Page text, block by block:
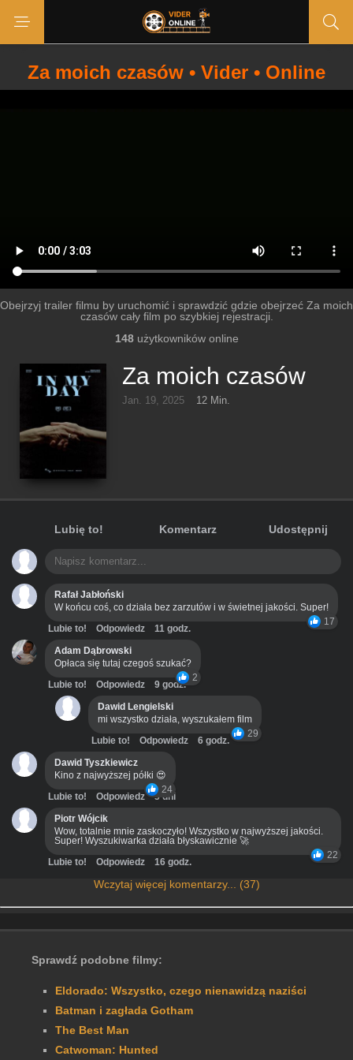
Za moich czasów • Vider • Online
Obejrzyj trailer filmu by uruchomić i sprawdzić gdzie obejrzeć Za moich
czasów cały film po szybkiej rejestracji.
148użytkowników online
Za moich czasów
Jan. 19, 2025 12 Min.
Lubię to! Komentarz Udostępnij
Rafał Jabłoński
W końcu coś, co działa bez zarzutów i w świetnej jakości. Super!
17
Lubie to! Odpowiedz
11 godz.
Adam Dąbrowski
Opłaca się tutaj czegoś szukać?
2
Lubie to! Odpowiedz
9 godz.
Dawid Lengielski
mi wszystko działa, wyszukałem film
29
Lubie to! Odpowiedz
6 godz.
Dawid Tyszkiewicz
Kino z najwyższej półki 😍
24
Lubie to! Odpowiedz
3 dni
Piotr Wójcik
Wow, totalnie mnie zaskoczyło! Wszystko w najwyższej jakości.
Super! Wyszukiwarka działa błyskawicznie 🚀
22
Lubie to! Odpowiedz 16 godz.
Wczytaj więcej komentarzy... (37)
Sprawdź podobne filmy:
Eldorado: Wszystko, czego nienawidzą naziści
Batman i zagłada Gotham
The Best Man
Catwoman: Hunted